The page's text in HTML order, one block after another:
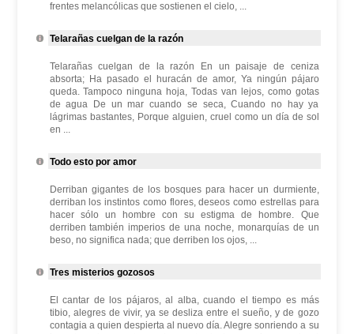
frentes melancólicas que sostienen el cielo, ...
Telarañas cuelgan de la razón
Telarañas cuelgan de la razón En un paisaje de ceniza
absorta; Ha pasado el huracán de amor, Ya ningún pájaro
queda. Tampoco ninguna hoja, Todas van lejos, como gotas
de agua De un mar cuando se seca, Cuando no hay ya
lágrimas bastantes, Porque alguien, cruel como un día de sol
en ...
Todo esto por amor
Derriban gigantes de los bosques para hacer un durmiente,
derriban los instintos como flores, deseos como estrellas para
hacer sólo un hombre con su estigma de hombre. Que
derriben también imperios de una noche, monarquías de un
beso, no significa nada; que derriben los ojos, ...
Tres misterios gozosos
El cantar de los pájaros, al alba, cuando el tiempo es más
tibio, alegres de vivir, ya se desliza entre el sueño, y de gozo
contagia a quien despierta al nuevo día. Alegre sonriendo a su